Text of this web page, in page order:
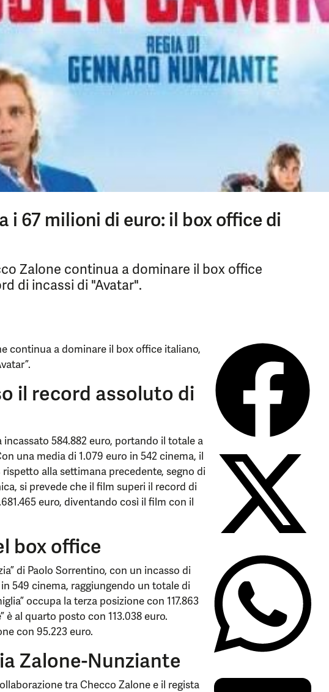
i 67 milioni di euro: il box office di
Zalone continua a dominare il box office
di incassi di "Avatar".
continua a dominare il box office italiano,
il record assoluto di
incassato 584.882 euro, portando il totale a
una media di 1.079 euro in 542 cinema, il
alla settimana precedente, segno di
si prevede che il film superi il record di
euro, diventando così il film con il
box office
di Paolo Sorrentino, con un incasso di
549 cinema, raggiungendo un totale di
occupa la terza posizione con 117.863
è al quarto posto con 113.038 euro.
con 95.223 euro.
Zalone-Nunziante
tra Checco Zalone e il regista